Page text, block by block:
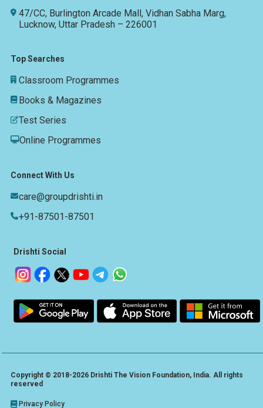
47/CC, Burlington Arcade Mall, Vidhan Sabha Marg,
Lucknow, Uttar Pradesh – 226001
Top Searches
Classroom Programmes
Books & Magazines
Test Series
Online Programmes
Connect With Us
care@groupdrishti.in
+91-87501-87501
Drishti Social
Copyright © 2018-2026 Drishti The Vision Foundation, India. All rights
reserved
Privacy Policy